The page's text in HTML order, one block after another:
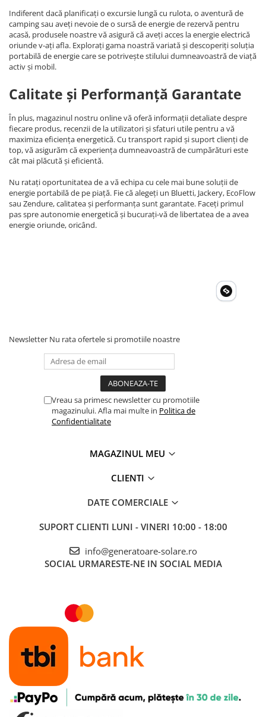
Indiferent dacă planificați o excursie lungă cu rulota, o aventură de
camping sau aveți nevoie de o sursă de energie de rezervă pentru
acasă, produsele noastre vă asigură că aveți acces la energie electrică
oriunde v-ați afla. Explorați gama noastră variată și descoperiți soluția
portabilă de energie care se potrivește stilului dumneavoastră de viață
activ și mobil.
Calitate și Performanță Garantate
În plus, magazinul nostru online vă oferă informații detaliate despre
fiecare produs, recenzii de la utilizatori și sfaturi utile pentru a vă
maximiza eficiența energetică. Cu transport rapid și suport clienți de
top, vă asigurăm că experiența dumneavoastră de cumpărături este
cât mai plăcută și eficientă.
Nu ratați oportunitatea de a vă echipa cu cele mai bune soluții de
energie portabilă de pe piață. Fie că alegeți un Bluetti, Jackery, EcoFlow
sau Zendure, calitatea și performanța sunt garantate. Faceți primul
pas spre autonomie energetică și bucurați-vă de libertatea de a avea
energie oriunde, oricând.
Newsletter Nu rata ofertele si promotiile noastre
Vreau sa primesc newsletter cu promotiile
magazinului. Afla mai multe in Politica de
Confidentialitate
MAGAZINUL MEU
CLIENTI
DATE COMERCIALE
SUPORT CLIENTI LUNI - VINERI 10:00 - 18:00
info@generatoare-solare.ro
SOCIAL URMARESTE-NE IN SOCIAL MEDIA